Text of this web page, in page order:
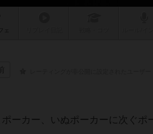
ェ
ーカー、いぬポーカーに次ぐポ